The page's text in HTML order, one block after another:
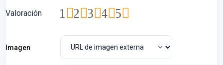
Valoración 5
4
3
2
1
Imagen